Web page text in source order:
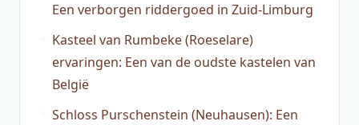
Een verborgen riddergoed in Zuid-Limburg
Kasteel van Rumbeke (Roeselare)
ervaringen: Een van de oudste kastelen van
België
Schloss Purschenstein (Neuhausen): Een